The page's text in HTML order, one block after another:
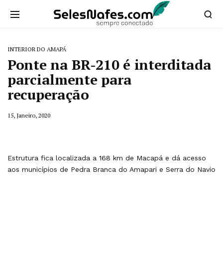
INTERIOR DO AMAPÁ
Ponte na BR-210 é interditada
parcialmente para
recuperação
15, Janeiro, 2020
Estrutura fica localizada a 168 km de Macapá e dá acesso
aos municípios de Pedra Branca do Amapari e Serra do Navio